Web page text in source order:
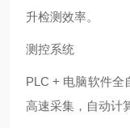
升检测效率。
测控系统
PLC + 电脑软件全
高速采集，自动计